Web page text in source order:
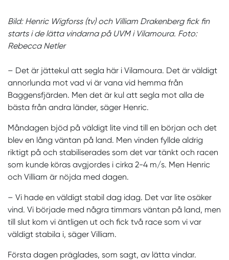
Bild: Henric Wigforss (tv) och Villiam Drakenberg fick fin
starts i de lätta vindarna på UVM i Vilamoura. Foto:
Rebecca Netler
– Det är jättekul att segla här i Vilamoura. Det är väldigt
annorlunda mot vad vi är vana vid hemma från
Baggensfjärden. Men det är kul att segla mot alla de
bästa från andra länder, säger Henric.
Måndagen bjöd på väldigt lite vind till en början och det
blev en lång väntan på land. Men vinden fyllde aldrig
riktigt på och stabiliserades som det var tänkt och racen
som kunde köras avgjordes i cirka 2-4 m/s. Men Henric
och Villiam är nöjda med dagen.
– Vi hade en väldigt stabil dag idag. Det var lite osäker
vind. Vi började med några timmars väntan på land, men
till slut kom vi äntligen ut och fick två race som vi var
väldigt stabila i, säger Villiam.
Första dagen präglades, som sagt, av lätta vindar.